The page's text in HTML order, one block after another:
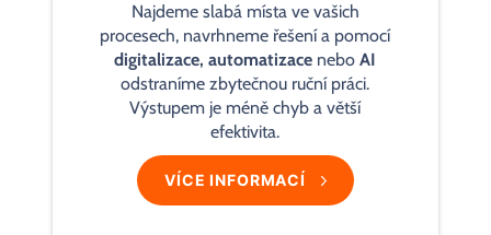
Najdeme slabá místa ve vašich
procesech, navrhneme řešení a pomocí
digitalizace, automatizace neboAI
odstraníme zbytečnou ruční práci.
Výstupem je méně chyb a větší
efektivita.
VÍCE INFORMACÍ